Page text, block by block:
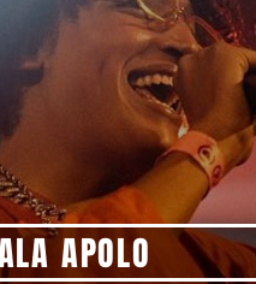
APOLO